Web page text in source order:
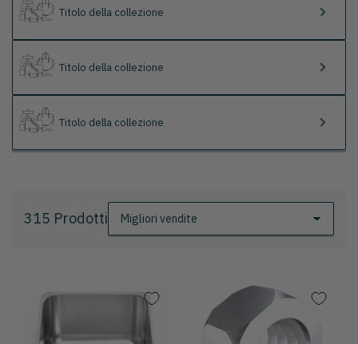
Titolo della collezione
Titolo della collezione
Titolo della collezione
r
315 Prodotti